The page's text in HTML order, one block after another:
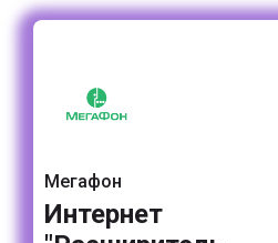
Мегафон
Интернет